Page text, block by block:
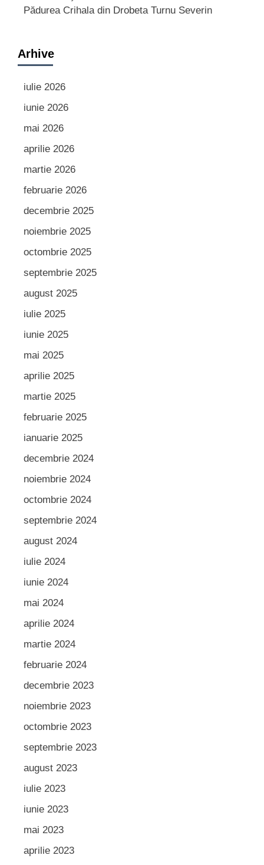
Pădurea Crihala din Drobeta Turnu Severin
Arhive
iulie 2026
iunie 2026
mai 2026
aprilie 2026
martie 2026
februarie 2026
decembrie 2025
noiembrie 2025
octombrie 2025
septembrie 2025
august 2025
iulie 2025
iunie 2025
mai 2025
aprilie 2025
martie 2025
februarie 2025
ianuarie 2025
decembrie 2024
noiembrie 2024
octombrie 2024
septembrie 2024
august 2024
iulie 2024
iunie 2024
mai 2024
aprilie 2024
martie 2024
februarie 2024
decembrie 2023
noiembrie 2023
octombrie 2023
septembrie 2023
august 2023
iulie 2023
iunie 2023
mai 2023
aprilie 2023